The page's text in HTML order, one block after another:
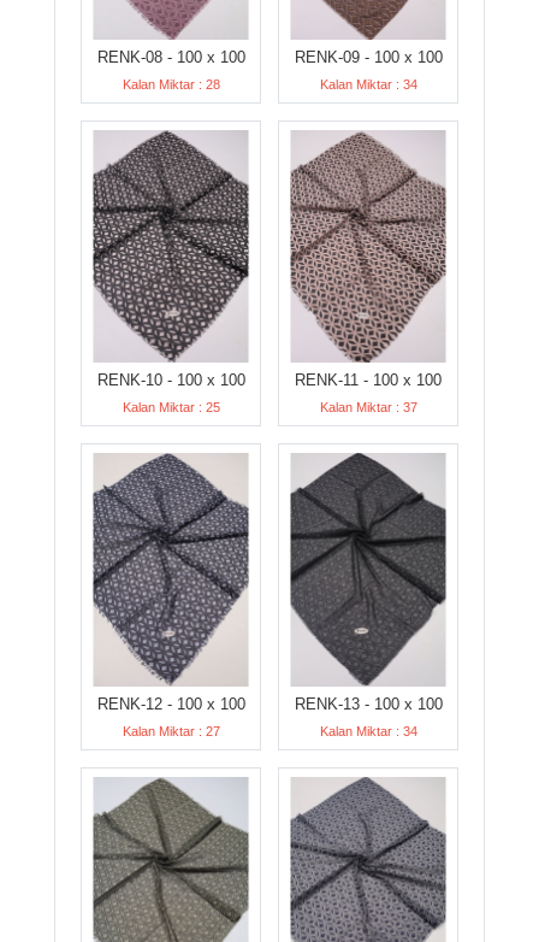
RENK-08 - 100 x 100
Kalan Miktar : 28
RENK-09 - 100 x 100
Kalan Miktar : 34
RENK-10 - 100 x 100
Kalan Miktar : 25
RENK-11 - 100 x 100
Kalan Miktar : 37
RENK-12 - 100 x 100
Kalan Miktar : 27
RENK-13 - 100 x 100
Kalan Miktar : 34